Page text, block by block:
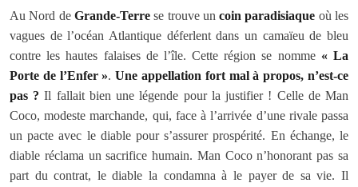
Au Nord de Grande-Terrese trouve uncoin paradisiaque où les
vagues de l’océan Atlantique déferlent dans un camaïeu de bleu
contre les hautes falaises de l’île. Cette région se nomme « La
Porte de l’Enfer ».Une appellation fort mal à propos, n’est-ce
pas ? Il fallait bien une légende pour la justifier ! Celle de Man
Coco, modeste marchande, qui, face à l’arrivée d’une rivale passa
un pacte avec le diable pour s’assurer prospérité. En échange, le
diable réclama un sacrifice humain. Man Coco n’honorant pas sa
part du contrat, le diable la condamna à le payer de sa vie. Il